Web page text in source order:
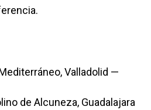
Valladolid —
de Alcuneza, Guadalajara